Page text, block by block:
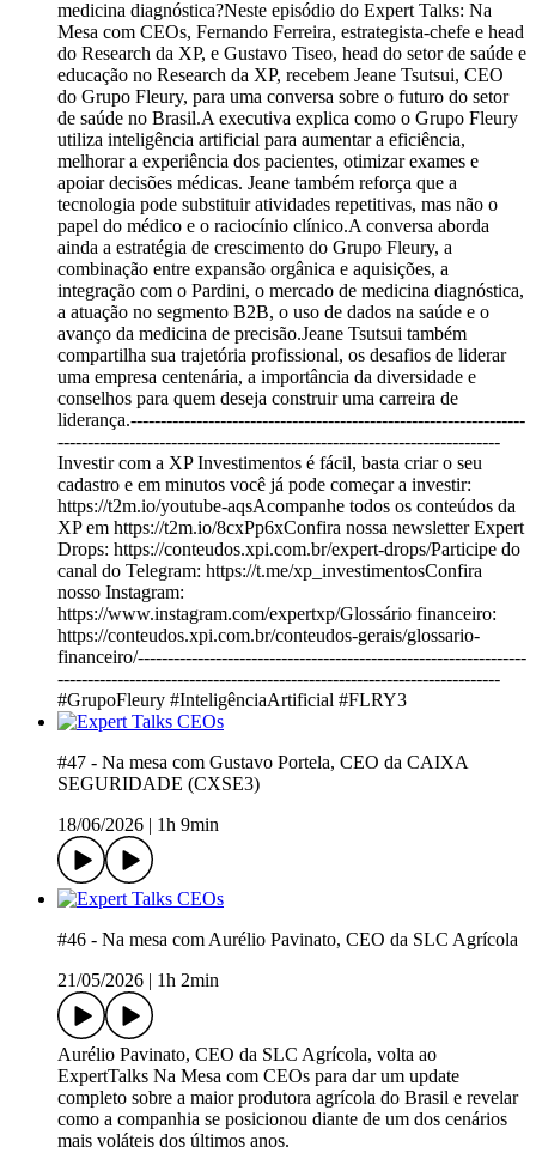
medicina diagnóstica?Neste episódio do Expert Talks: Na
Mesa com CEOs, Fernando Ferreira, estrategista-chefe e head
do Research da XP, e Gustavo Tiseo, head do setor de saúde e
educação no Research da XP, recebem Jeane Tsutsui, CEO
do Grupo Fleury, para uma conversa sobre o futuro do setor
de saúde no Brasil.A executiva explica como o Grupo Fleury
utiliza inteligência artificial para aumentar a eficiência,
melhorar a experiência dos pacientes, otimizar exames e
apoiar decisões médicas. Jeane também reforça que a
tecnologia pode substituir atividades repetitivas, mas não o
papel do médico e o raciocínio clínico.A conversa aborda
ainda a estratégia de crescimento do Grupo Fleury, a
combinação entre expansão orgânica e aquisições, a
integração com o Pardini, o mercado de medicina diagnóstica,
a atuação no segmento B2B, o uso de dados na saúde e o
avanço da medicina de precisão.Jeane Tsutsui também
compartilha sua trajetória profissional, os desafios de liderar
uma empresa centenária, a importância da diversidade e
conselhos para quem deseja construir uma carreira de
liderança.------------------------------------------------------------------
--------------------------------------------------------------------------
Investir com a XP Investimentos é fácil, basta criar o seu
cadastro e em minutos você já pode começar a investir:
https://t2m.io/youtube-aqsAcompanhe todos os conteúdos da
XP em https://t2m.io/8cxPp6xConfira nossa newsletter Expert
Drops: https://conteudos.xpi.com.br/expert-drops/Participe do
canal do Telegram: https://t.me/xp_investimentosConfira
nosso Instagram:
https://www.instagram.com/expertxp/Glossário financeiro:
https://conteudos.xpi.com.br/conteudos-gerais/glossario-
financeiro/-----------------------------------------------------------------
--------------------------------------------------------------------------
#GrupoFleury #InteligênciaArtificial #FLRY3
#47 - Na mesa com Gustavo Portela, CEO da CAIXA
SEGURIDADE (CXSE3)
18/06/2026
1h 9min
#46 - Na mesa com Aurélio Pavinato, CEO da SLC Agrícola
21/05/2026
1h 2min
Aurélio Pavinato, CEO da SLC Agrícola, volta ao
ExpertTalks Na Mesa com CEOs para dar um update
completo sobre a maior produtora agrícola do Brasil e revelar
como a companhia se posicionou diante de um dos cenários
mais voláteis dos últimos anos.